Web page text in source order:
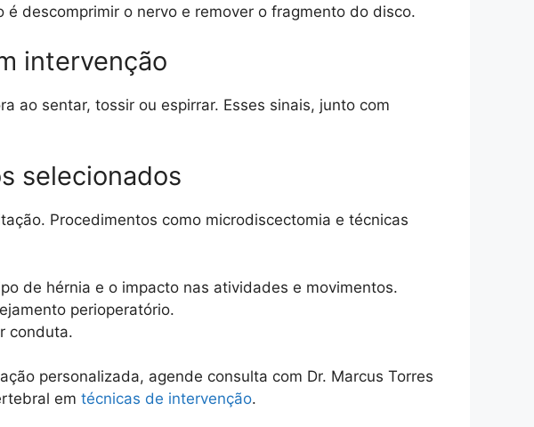
descomprimir o nervo e remover o fragmento do disco.
intervenção
ao sentar, tossir ou espirrar. Esses sinais, junto com
selecionados
Procedimentos como microdiscectomia e técnicas
de hérnia e o impacto nas atividades e movimentos.
perioperatório.
conduta.
personalizada, agende consulta com Dr. Marcus Torres
em técnicas de intervenção.